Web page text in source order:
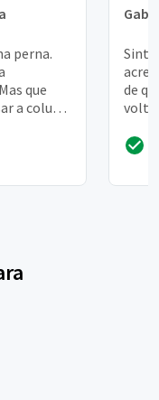
perna.
que
a coluna
Sinto
de